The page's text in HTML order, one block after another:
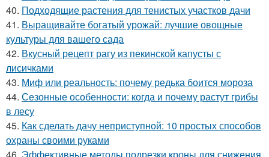
40. Подходящие растения для тенистых участков дачи
41. Выращивайте богатый урожай: лучшие овощные
культуры для вашего сада
42. Вкусный рецепт рагу из пекинской капусты с
лисичками
43. Миф или реальность: почему редька боится мороза
44. Сезонные особенности: когда и почему растут грибы
в лесу
45. Как сделать дачу неприступной: 10 простых способов
охраны своими руками